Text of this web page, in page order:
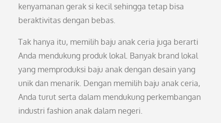
kenyamanan gerak si kecil sehingga tetap bisa
beraktivitas dengan bebas.
Tak hanya itu, memilih baju anak ceria juga berarti
Anda mendukung produk lokal. Banyak brand lokal
yang memproduksi baju anak dengan desain yang
unik dan menarik. Dengan memilih baju anak ceria,
Anda turut serta dalam mendukung perkembangan
industri fashion anak dalam negeri.